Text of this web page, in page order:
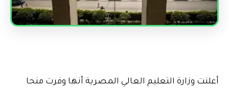
أعلنت وزارة التعليم العالي المصرية أنها وفرت منحا